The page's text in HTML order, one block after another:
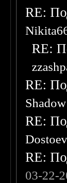
RE:
RE:
RE:
RE:
RE:
03-22-